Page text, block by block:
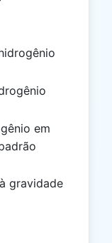
em
gravidade